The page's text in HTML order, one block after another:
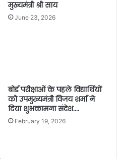
मुख्यमंत्री श्री साय
June 23, 2026
बोर्ड परीक्षाओं के पहले विद्यार्थियों
को उपमुख्यमंत्री विजय शर्मा ने
दिया शुभकामना संदेश….
February 19, 2026